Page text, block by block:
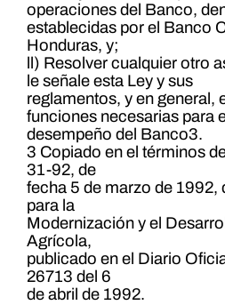
operaciones del Banco,
establecidas por el Banco
Honduras, y;
ll) Resolver cualquier otro
le señale esta Ley y sus
reglamentos, y en general,
funciones necesarias para
desempeño del Banco3.
3 Copiado en el términos
31-92, de
fecha 5 de marzo de 1992,
para la
Modernización y el
Agrícola,
publicado en el Diario
26713 del 6
de abril de 1992.